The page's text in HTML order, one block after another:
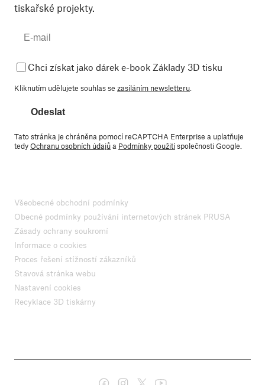
tiskařské projekty.
Chci získat jako dárek e-book Základy 3D tisku
Kliknutím udělujete souhlas se zasíláním newsletteru
Odeslat
Tato stránka je chráněna pomocí reCAPTCHA Enterprise a uplatňuje
tedyOchranu osobních údajůa Podmínky použitíspolečnosti Google.
Všeobecné obchodní podmínky
Obecné podmínky používání internetových stránek PRUSA
Zásady ochrany soukromí
Informace o cookies
Proces řešení stížností zákazníků
Stavová stránka webu
Nastavení cookies
Recyklace 3D tiskárny